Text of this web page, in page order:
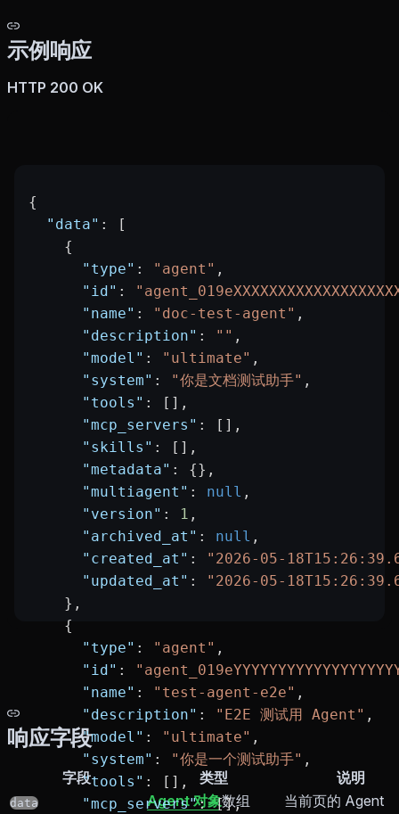
示例响应
HTTP 200 OK
{
  "data"
: [
    {
      "type"
: "agent" ,
      "id"
:
      "name"
: "doc-test-agent" ,
      "description"
: "" ,
      "model"
: "ultimate" ,
      "system"
: "你是文档测试助手" ,
      "tools"
: [],
      "mcp_servers"
: [],
      "skills"
: [],
      "metadata"
: {},
      "multiagent"
: null ,
      "version"
: 1 ,
      "archived_at"
: null ,
      "created_at"
:
"2026-05-
      "updated_at"
:
"2026-05-
    },
    {
      "type"
: "agent" ,
      "id"
:
      "name"
: "test-agent-e2e" ,
      "description"
: "E2E 测试用 Agent" ,
      "model"
: "ultimate" ,
      "system"
: "你是一个测试助手" ,
      "tools"
: [],
      "mcp_servers"
: [],
响应字段
字段 类型 说明
data Agent 对象数组 当前页的 Agent